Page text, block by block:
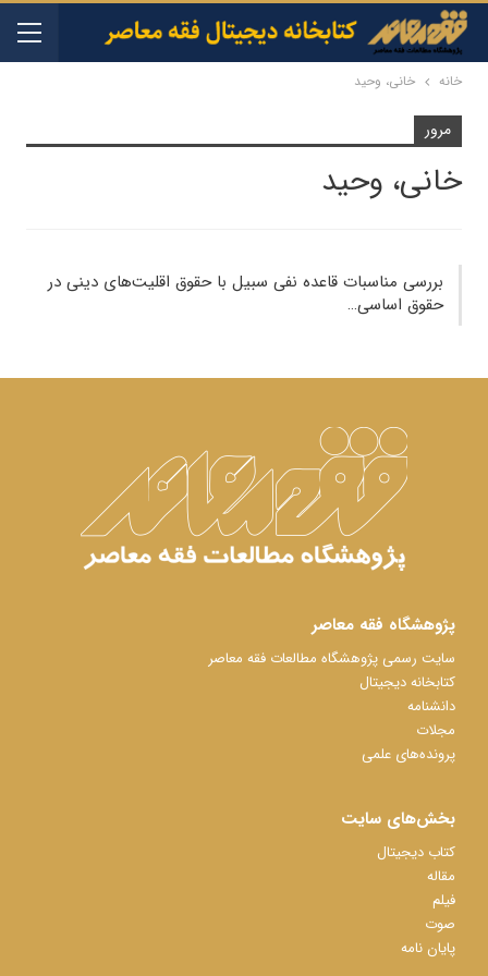
خانه خانی، وحید
مرور
خانی، وحید
بررسی مناسبات قاعده نفی سبیل با حقوق اقلیت‌های دینی در
حقوق اساسی…
پژوهشگاه فقه معاصر
سایت رسمی پژوهشگاه مطالعات فقه معاصر
کتابخانه دیجیتال
دانشنامه
مجلات
پرونده‌های علمی
بخش‌های سایت
کتاب دیجیتال
مقاله
فیلم
صوت
پایان نامه